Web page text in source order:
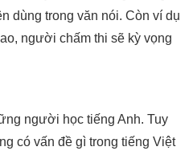
dùng trong văn nói. Còn ví dụ
người chấm thi sẽ kỳ vọng
người học tiếng Anh. Tuy
có vấn đề gì trong tiếng Việt